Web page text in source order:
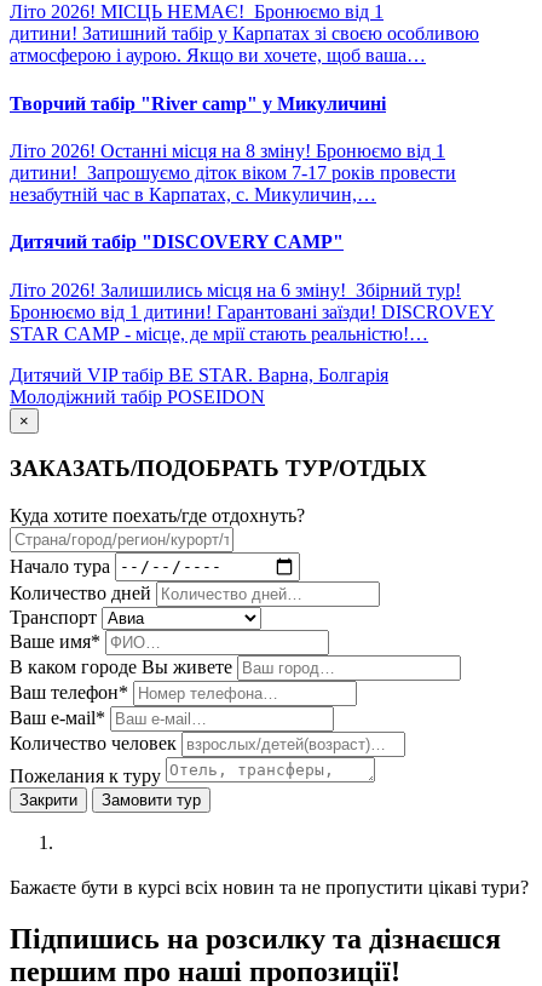
Літо 2026! МІСЦЬ НЕМАЄ! Бронюємо від 1
дитини! Затишний табір у Карпатах зі своєю особливою
атмосферою і аурою. Якщо ви хочете, щоб ваша…
Творчий табір "River camp" у Микуличині
Літо 2026! Останні місця на 8 зміну! Бронюємо від 1
дитини! Запрошуємо діток віком 7-17 років провести
незабутній час в Карпатах, с. Микуличин,…
Дитячий табір "DISCOVERY CAMP"
Літо 2026! Залишились місця на 6 зміну! Збірний тур!
Бронюємо від 1 дитини! Гарантовані заїзди! DISCROVEY
STAR CAMP - місце, де мрії стають реальністю!…
Дитячий VIP табір BE STAR. Варна, Болгарія
Молодіжний табір POSEIDON
×
ЗАКАЗАТЬ/ПОДОБРАТЬ ТУР/ОТДЫХ
Куда хотите поехать/где отдохнуть?
Начало тура
Количество дней
Транспорт
Ваше имя*
В каком городе Вы живете
Ваш телефон*
Ваш е-мail*
Количество человек
Пожелания к туру
Закрити Замовити тур
Бажаєте бути в курсі всіх новин та не пропустити цікаві тури?
Підпишись на розсилку та дізнаєшся
першим про наші пропозиції!